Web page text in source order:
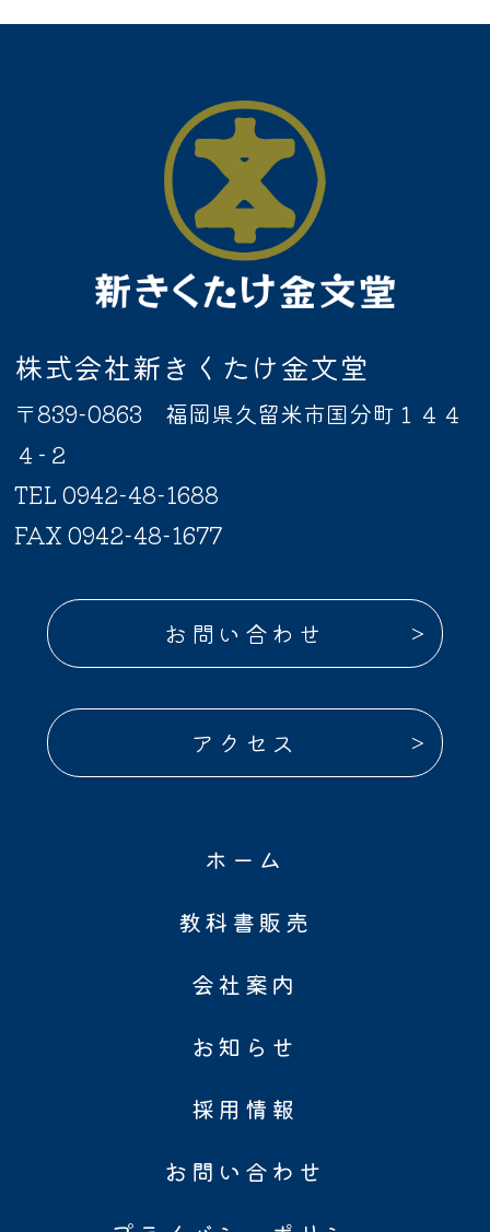
株式会社新きくたけ金文堂
〒839-0863 福岡県久留米市国分町１４４
４−２
TEL 0942-48-1688
FAX 0942-48-1677
お問い合わせ
アクセス
ホーム
教科書販売
会社案内
お知らせ
採用情報
お問い合わせ